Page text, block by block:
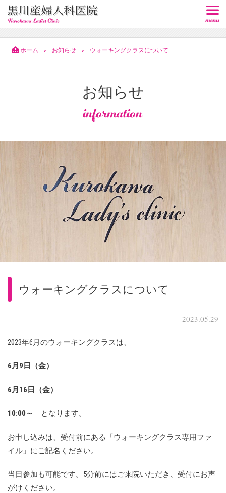
ホーム > お知らせ > ウォーキングクラスについて
お知らせ
information
ウォーキングクラスについて
2023.05.29
2023年6月のウォーキングクラスは、
6月9日（金）
6月16日（金）
10:00～ となります。
お申し込みは、受付前にある「ウォーキングクラス専用ファ
イル」にご記名ください。
当日参加も可能です。5分前にはご来院いただき、受付にお声
がけください。